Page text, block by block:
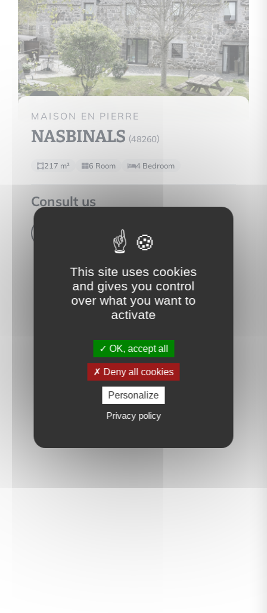
MAISON EN PIERRE
NASBINALS (48260)
217 m² 6 Room 4 Bedroom
Consult us
This site uses cookies
and gives you control
over what you want to
activate
OK, accept all
Deny all cookies
Personalize
Privacy policy